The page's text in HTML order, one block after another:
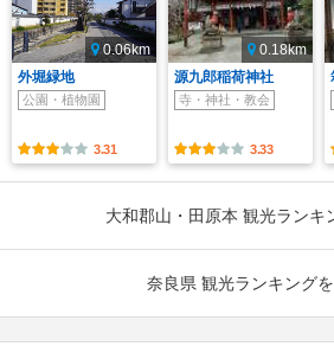
0.06km
外堀緑地
公園・植物園
3.31
0.18km
源九郎稲荷神社
寺・神社・教会
3.33
大和郡山・田原本 観光ランキ
奈良県 観光ランキング